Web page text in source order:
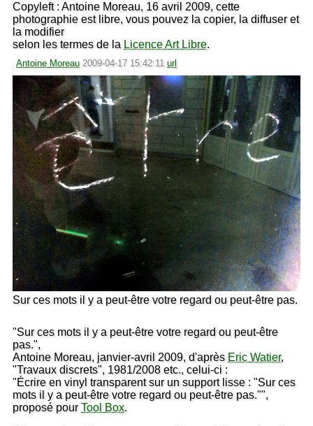
Copyleft : Antoine Moreau, 16 avril 2009, cette
photographie est libre, vous pouvez la copier, la diffuser et
la modifier
selon les termes de la Licence Art Libre.
Antoine Moreau 2009-04-17 15:42:11 url
Sur ces mots il y a peut-être votre regard ou peut-être pas.
"Sur ces mots il y a peut-être votre regard ou peut-être
pas.",
Antoine Moreau, janvier-avril 2009, d'après Eric Watier,
"Travaux discrets", 1981/2008 etc., celui-ci :
"Écrire en vinyl transparent sur un support lisse : "Sur ces
mots il y a peut-être votre regard ou peut-être pas."",
proposé pour Tool Box.